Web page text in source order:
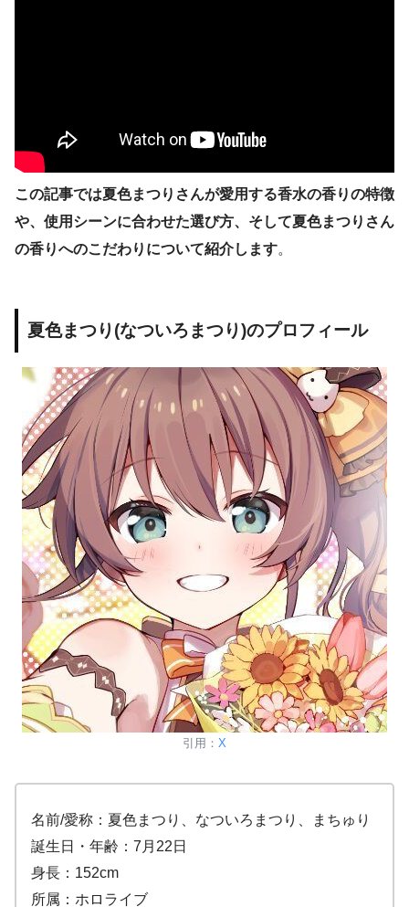
この記事では夏色まつりさんが愛用する香水の香りの特徴
や、使用シーンに合わせた選び方、そして夏色まつりさん
の香りへのこだわりについて紹介します。
夏色まつり(なついろまつり)のプロフィール
引用： X
名前/愛称：夏色まつり、なついろまつり、まちゅり
誕生日・年齢：7月22日
身長：152cm
所属：ホロライブ